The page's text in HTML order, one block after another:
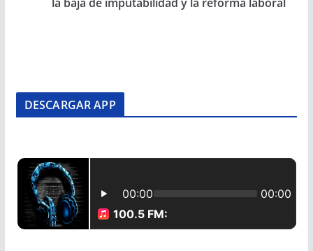
DESCARGAR APP